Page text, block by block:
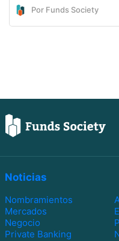
Por Funds Society
Noticias
Nombramientos
Mercados
Negocio
Private Banking